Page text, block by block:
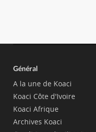
Général
A la une de Koaci
Koaci Côte d'Ivoire
Koaci Afrique
Archives Koaci